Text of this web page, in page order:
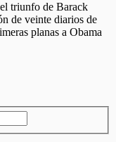
triunfo de Barack
de veinte diarios de
planas a Obama